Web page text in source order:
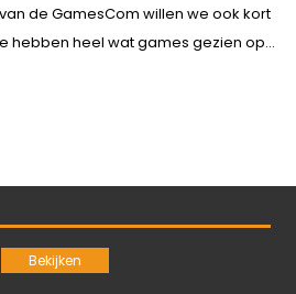
de GamesCom willen we ook kort
hebben heel wat games gezien op...